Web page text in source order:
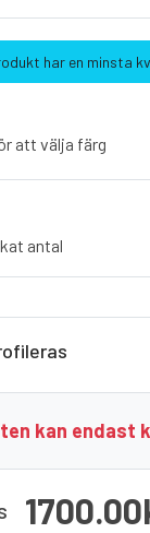
har en minsta
att välja färg
antal
kan endast